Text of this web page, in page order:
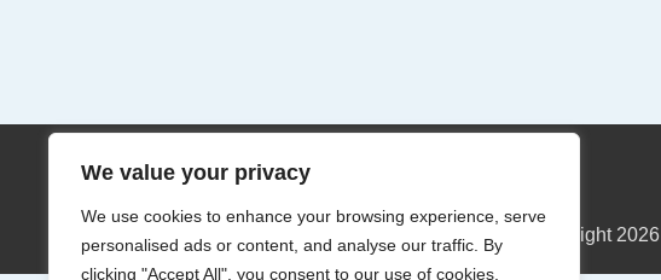
We value your privacy
We use cookies to enhance your browsing experience, serve
personalised ads or content, and analyse our traffic. By
clicking "Accept All", you consent to our use of cookies.
Copyright 2026